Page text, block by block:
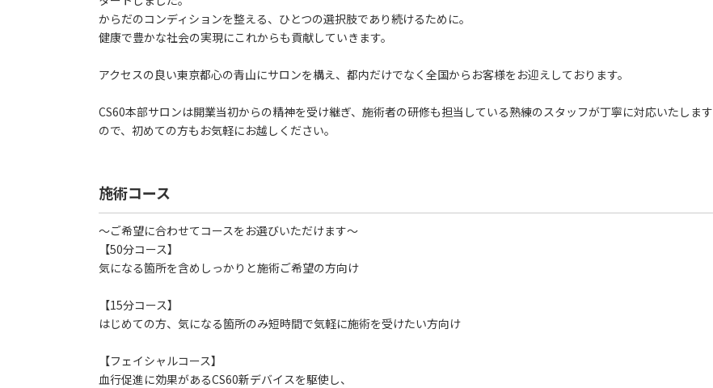
からだのコンディションを整える、ひとつの選択肢であり続けるために。
健康で豊かな社会の実現にこれからも貢献していきます。
アクセスの良い東京都心の青山にサロンを構え、都内だけでなく全国からお客様をお迎えしております。
CS60本部サロンは開業当初からの精神を受け継ぎ、施術者の研修も担当している熟練のスタッフが丁寧に対応いたします
ので、初めての方もお気軽にお越しください。
施術コース
～ご希望に合わせてコースをお選びいただけます～
【50分コース】
気になる箇所を含めしっかりと施術ご希望の方向け
【15分コース】
はじめての方、気になる箇所のみ短時間で気軽に施術を受けたい方向け
【フェイシャルコース】
血行促進に効果があるCS60新デバイスを駆使し、